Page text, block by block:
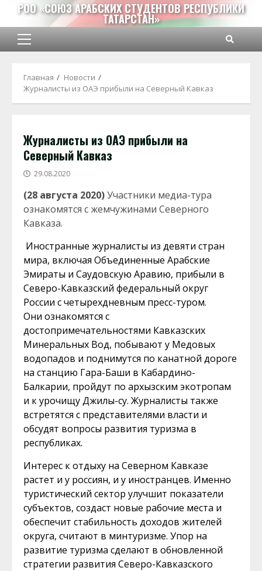
Перейти
содержимому
РОО «СОЮЗ АРАБСКИХ СТУДЕНТОВ РЕСПУБЛИКИ
ТАТАРСТАН»
Основное
Главная
Новости
Журналисты из ОАЭ прибыли на Северный Кавказ
Журналисты из ОАЭ прибыли на
Северный Кавказ
29.08.2020
(28 августа 2020)Участники медиа-тура
ознакомятся с жемчужинами Северного
Кавказа.
Иностранные журналисты из девяти стран
мира, включая Объединенные Арабские
Эмираты и Саудовскую Аравию, прибыли в
Северо-Кавказский федеральный округ
России с четырехдневным пресс-туром.
Они ознакомятся с
достопримечательностями Кавказских
Минеральных Вод, побывают у Медовых
водопадов и поднимутся по канатной дороге
на станцию Гара-Баши в Кабардино-
Балкарии, пройдут по архызским экотропам
и к урочищу Джилы-су. Журналисты также
встретятся с представителями власти и
обсудят вопросы развития туризма в
республиках.
Интерес к отдыху на Северном Кавказе
растет и у россиян, и у иностранцев. Именно
туристический сектор улучшит показатели
субъектов, создаст новые рабочие места и
обеспечит стабильность доходов жителей
округа, считают в минтуризме. Упор на
развитие туризма сделают в обновленной
стратегии развития Северо-Кавказского